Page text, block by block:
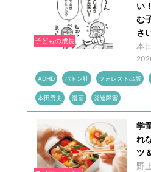
子どもの成長
い
む
さ
本
ADHD バトン社 フォレスト出版
本田秀夫 漫画 発達障害
学
れ
ツ
野